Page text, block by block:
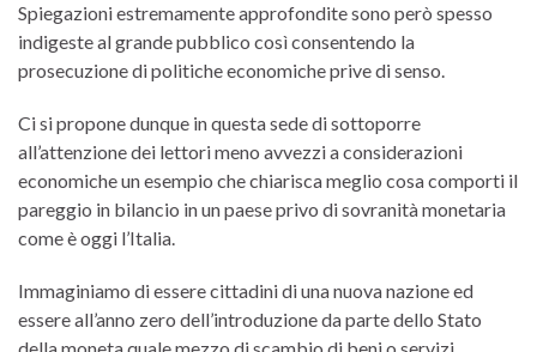
Spiegazioni estremamente approfondite sono però spesso
indigeste al grande pubblico così consentendo la
prosecuzione di politiche economiche prive di senso.
Ci si propone dunque in questa sede di sottoporre
all’attenzione dei lettori meno avvezzi a considerazioni
economiche un esempio che chiarisca meglio cosa comporti il
pareggio in bilancio in un paese privo di sovranità monetaria
come è oggi l’Italia.
Immaginiamo di essere cittadini di una nuova nazione ed
essere all’anno zero dell’introduzione da parte dello Stato